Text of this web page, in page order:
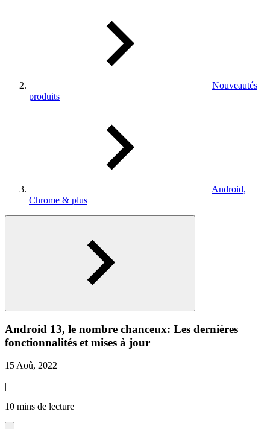
Nouveautés
produits
Android,
Chrome & plus
Android 13, le nombre chanceux: Les dernières
fonctionnalités et mises à jour
15 Aoû, 2022
|
10 mins de lecture